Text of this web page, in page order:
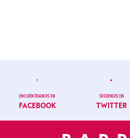
ENCUÉNTRANOS EN
FACEBOOK
SÍGUENOS EN
TWITTER